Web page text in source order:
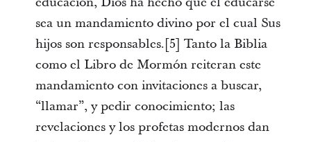
sea un mandamiento divino por el cual Sus
hijos son responsables.[5] Tanto la Biblia
como el Libro de Mormón reiteran este
mandamiento con invitaciones a buscar,
“llamar”, y pedir conocimiento; las
revelaciones y los profetas modernos dan